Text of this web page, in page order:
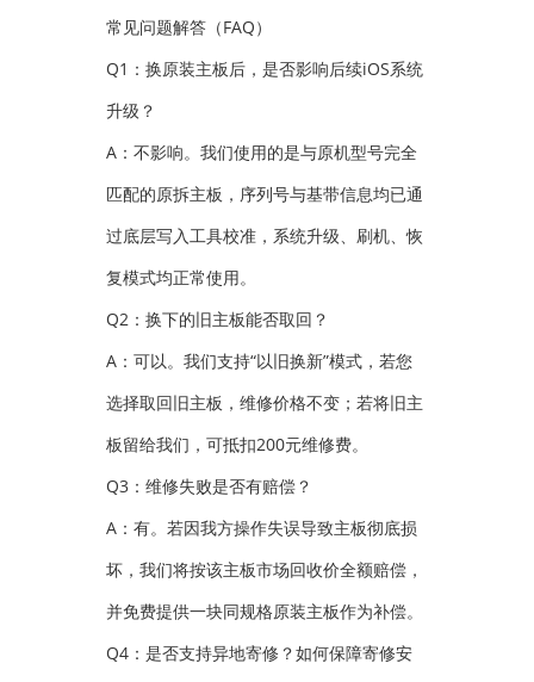
常见问题解答（FAQ）
Q1：换原装主板后，是否影响后续iOS系统
升级？
A：不影响。我们使用的是与原机型号完全
匹配的原拆主板，序列号与基带信息均已通
过底层写入工具校准，系统升级、刷机、恢
复模式均正常使用。
Q2：换下的旧主板能否取回？
A：可以。我们支持“以旧换新”模式，若您
选择取回旧主板，维修价格不变；若将旧主
板留给我们，可抵扣200元维修费。
Q3：维修失败是否有赔偿？
A：有。若因我方操作失误导致主板彻底损
坏，我们将按该主板市场回收价全额赔偿，
并免费提供一块同规格原装主板作为补偿。
Q4：是否支持异地寄修？如何保障寄修安